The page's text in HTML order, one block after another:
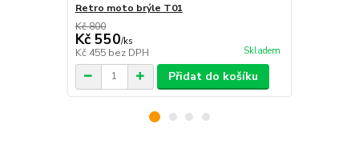
Retro moto brýle T01
Kč 800
Kč 550/ks
Kč 455 bez DPH Skladem
Přidat do košíku